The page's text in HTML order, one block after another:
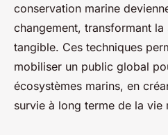
conservation marine
changement, transformant
tangible. Ces techniques
mobiliser un public global
écosystèmes marins, en
survie à long terme de la vie